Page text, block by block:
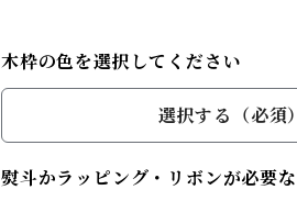
木枠の色を選択してください
選択する（必須）
熨斗かラッピング・リボンが必要